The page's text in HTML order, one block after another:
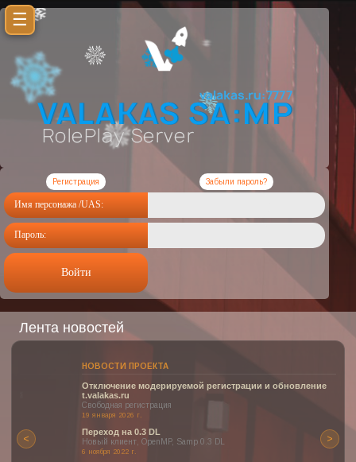
Регистрация Забыли пароль?
Имя персонажа /UAS:
Пароль:
Войти
☰
Лента новостей
< >
НОВОСТИ ПРОЕКТА
Отключение модерируемой регистрации и обновление
Свободная регистрация
19 января 2026 г.
Переход на 0.3 DL
Новый клиент, OpenMP, Samp 0.3 DL
6 ноября 2022 г.